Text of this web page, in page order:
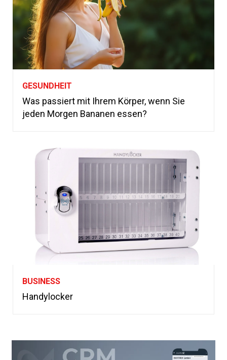
GESUNDHEIT
Was passiert mit Ihrem Körper, wenn Sie
jeden Morgen Bananen essen?
BUSINESS
Handylocker